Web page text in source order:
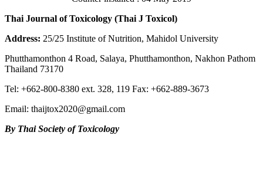
Thai Journal of Toxicology (Thai J Toxicol)
Address: 25/25 Institute of Nutrition, Mahidol University
Phutthamonthon 4 Road, Salaya, Phutthamonthon, Nakhon Pathom
Thailand 73170
Tel: +662-800-8380 ext. 328, 119 Fax: +662-889-3673
Email: thaijtox2020@gmail.com
By Thai Society of Toxicology